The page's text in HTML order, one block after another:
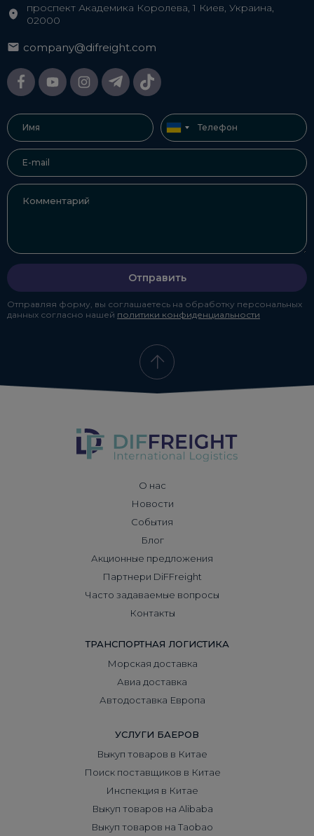
проспект Академика Королева, 1 Киев, Украина,
02000
company@difreight.com
Отправить
Отправляя форму, вы соглашаетесь на обработку персональных
данных согласно нашей политики конфиденциальности
О нас
Новости
События
Блог
Акционные предложения
Партнери DiFFreight
Часто задаваемые вопросы
Контакты
ТРАНСПОРТНАЯ ЛОГИСТИКА
Морская доставка
Авиа доставка
Автодоставка Европа
УСЛУГИ БАЕРОВ
Выкуп товаров в Китае
Поиск поставщиков в Китае
Инспекция в Китае
Выкуп товаров на Alibaba
Выкуп товаров на Taobao